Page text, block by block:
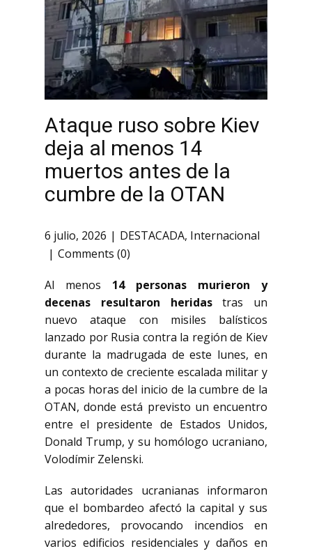
Ataque ruso sobre Kiev
deja al menos 14
muertos antes de la
cumbre de la OTAN
6 julio, 2026 DESTACADA, Internacional
Comments (0)
Al menos 14 personas murieron y
decenas resultaron heridastras un
nuevo ataque con misiles balísticos
lanzado por Rusia contra la región de Kiev
durante la madrugada de este lunes, en
un contexto de creciente escalada militar y
a pocas horas del inicio de la cumbre de la
OTAN, donde está previsto un encuentro
entre el presidente de Estados Unidos,
Donald Trump, y su homólogo ucraniano,
Volodímir Zelenski.
Las autoridades ucranianas informaron
que el bombardeo afectó la capital y sus
alrededores, provocando incendios en
varios edificios residenciales y daños en